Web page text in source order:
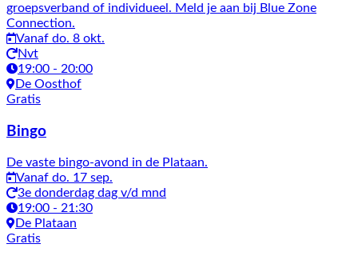
groepsverband of individueel. Meld je aan bij Blue Zone
Connection.
Vanaf do. 8 okt.
Nvt
19:00 - 20:00
De Oosthof
Gratis
Bingo
De vaste bingo-avond in de Plataan.
Vanaf do. 17 sep.
3e donderdag dag v/d mnd
19:00 - 21:30
De Plataan
Gratis